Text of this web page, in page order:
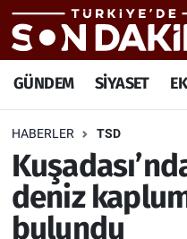
GÜNDEM SİYASET
HABERLER TSD
deniz
bulundu
Trafik Durumu
Süper Lig Puan
Tüm Manşetler